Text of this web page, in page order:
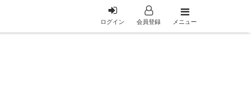
ログイン 会員登録 メニュー